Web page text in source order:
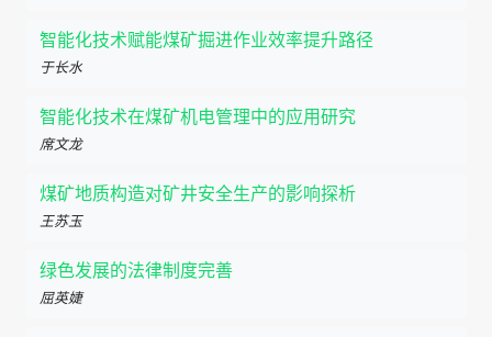
智能化技术赋能煤矿掘进作业效率提升路径
于长水
智能化技术在煤矿机电管理中的应用研究
席文龙
煤矿地质构造对矿井安全生产的影响探析
王苏玉
绿色发展的法律制度完善
屈英婕